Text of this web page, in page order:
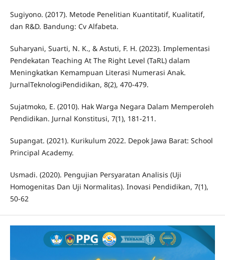
Sugiyono. (2017). Metode Penelitian Kuantitatif, Kualitatif,
dan R&D. Bandung: Cv Alfabeta.
Suharyani, Suarti, N. K., & Astuti, F. H. (2023). Implementasi
Pendekatan Teaching At The Right Level (TaRL) dalam
Meningkatkan Kemampuan Literasi Numerasi Anak.
JurnalTeknologiPendidikan, 8(2), 470-479.
Sujatmoko, E. (2010). Hak Warga Negara Dalam Memperoleh
Pendidikan. Jurnal Konstitusi, 7(1), 181-211.
Supangat. (2021). Kurikulum 2022. Depok Jawa Barat: School
Principal Academy.
Usmadi. (2020). Pengujian Persyaratan Analisis (Uji
Homogenitas Dan Uji Normalitas). Inovasi Pendidikan, 7(1),
50-62